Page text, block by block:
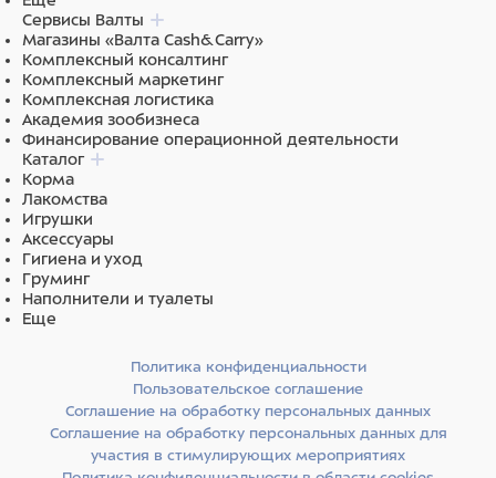
Сервисы Валты
Магазины «Валта Cash&Carry»
Комплексный консалтинг
Комплексный маркетинг
Комплексная логистика
Академия зообизнеса
Финансирование операционной деятельности
Каталог
Корма
Лакомства
Игрушки
Аксессуары
Гигиена и уход
Груминг
Наполнители и туалеты
Еще
Политика конфиденциальности
Пользовательское соглашение
Соглашение на обработку персональных данных
Соглашение на обработку персональных данных для
участия в стимулирующих мероприятиях